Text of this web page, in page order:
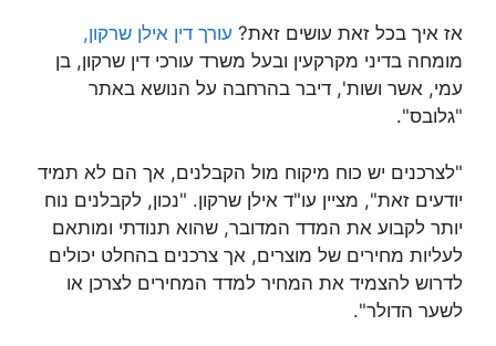
אז איך בכל זאת עושים זאת? עורך דין אילן שרקון,
מומחה בדיני מקרקעין ובעל משרד עורכי דין שרקון, בן
עמי, אשר ושות', דיבר בהרחבה על הנושא באתר
"גלובס".
"לצרכנים יש כוח מיקוח מול הקבלנים, אך הם לא תמיד
יודעים זאת", מציין עו"ד אילן שרקון. "נכון, לקבלנים נוח
יותר לקבוע את המדד המדובר, שהוא תנודתי ומותאם
לעליות מחירים של מוצרים, אך צרכנים בהחלט יכולים
לדרוש להצמיד את המחיר למדד המחירים לצרכן או
לשער הדולר".